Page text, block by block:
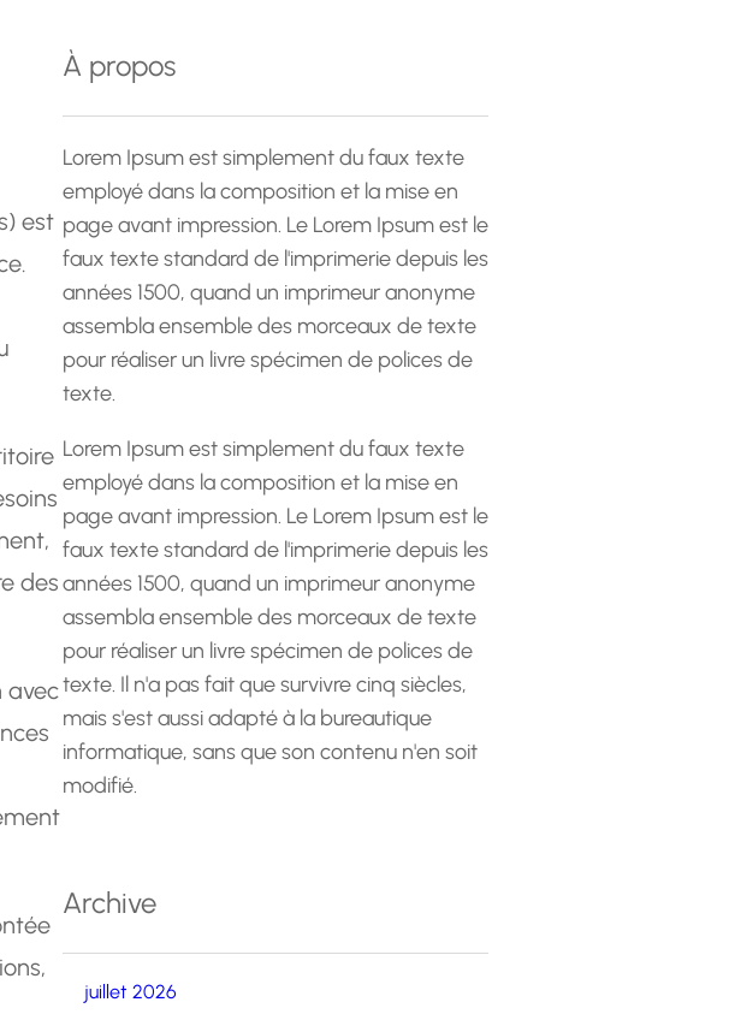
est
des
avec
r
c
h
e
À propos
Lorem Ipsum est simplement du faux texte
employé dans la composition et la mise en
page avant impression. Le Lorem Ipsum est le
faux texte standard de l'imprimerie depuis les
années 1500, quand un imprimeur anonyme
assembla ensemble des morceaux de texte
pour réaliser un livre spécimen de polices de
texte.
Lorem Ipsum est simplement du faux texte
employé dans la composition et la mise en
page avant impression. Le Lorem Ipsum est le
faux texte standard de l'imprimerie depuis les
années 1500, quand un imprimeur anonyme
assembla ensemble des morceaux de texte
pour réaliser un livre spécimen de polices de
texte. Il n'a pas fait que survivre cinq siècles,
mais s'est aussi adapté à la bureautique
informatique, sans que son contenu n'en soit
modifié.
Archive
juillet 2026